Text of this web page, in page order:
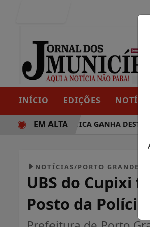
INÍCIO EDIÇÕES
POLÍTICA GANHA
EM ALTA
NOTÍCIAS/PORTO GRANDE
UBS do Cupixi
Posto da